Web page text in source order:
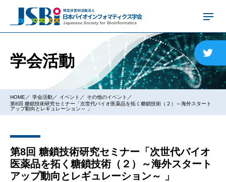
学会活動
HOME 学会活動 イベント
その他のイベント
第8回 糖鎖技術研究セミナー「次世代バイオ医薬品を拓く糖鎖技術（２）～海外スタート
アップ動向とレギュレーション～ 」
第8回 糖鎖技術研究セミナー「次世代バイオ
医薬品を拓く糖鎖技術（２）～海外スタート
アップ動向とレギュレーション～ 」